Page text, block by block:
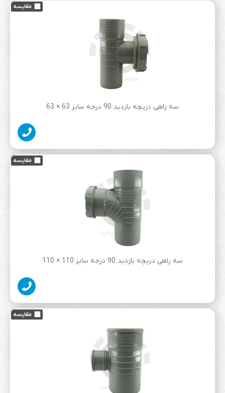
سه راهی دریچه بازدید 90 درجه سایز 63 × 63
سه راهی دریچه بازدید 90 درجه سایز 110 × 110